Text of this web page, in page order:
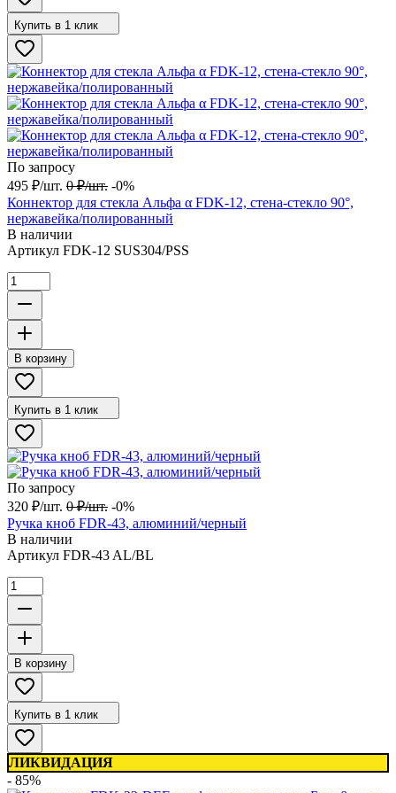
Купить в 1 клик
По запросу
495 ₽/шт. 0 ₽/шт. -0%
Коннектор для стекла Альфа α FDK-12, стена-стекло 90°,
нержавейка/полированный
В наличии
Артикул FDK-12 SUS304/PSS
В корзину
Купить в 1 клик
По запросу
320 ₽/шт. 0 ₽/шт. -0%
Ручка кноб FDR-43, алюминий/черный
В наличии
Артикул FDR-43 AL/BL
В корзину
Купить в 1 клик
ЛИКВИДАЦИЯ
- 85%